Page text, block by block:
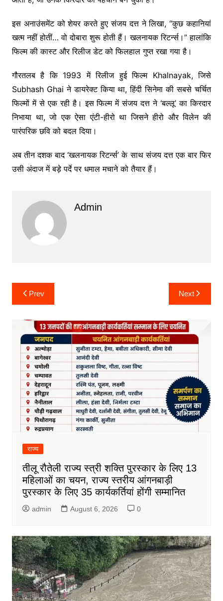
इस अनाउंसमेंट को शेयर करते हुए संजय दत्त ने लिखा, “कुछ कहानियां
खत्म नहीं होतीं… वो दोबारा शुरू होती हैं। खलनायक रिटर्न्स।” हालांकि
फिल्म की कास्ट और रिलीज डेट को फिलहाल गुप्त रखा गया है।
गौरतलब है कि 1993 में रिलीज हुई फिल्म Khalnayak, जिसे
Subhash Ghai ने डायरेक्ट किया था, हिंदी सिनेमा की सबसे चर्चित
फिल्मों में से एक रही है। इस फिल्म में संजय दत्त ने ‘बल्लू’ का किरदार
निभाया था, जो एक ऐसा एंटी-हीरो था जिसने हीरो और विलेन की
पारंपरिक छवि को बदल दिया।
अब तीन दशक बाद ‘खलनायक रिटर्न्स’ के साथ संजय दत्त एक बार फिर
उसी अंदाज में बड़े पर्दे पर धमाल मचाने को तैयार हैं।
Admin
Post
navigation
Prev Next
राज्य
तीलू रौतेली राज्य स्त्री शक्ति पुरस्कार के लिए 13
महिलाओं का चयन, राज्य स्तरीय आंगनबाड़ी
पुरस्कार के लिए 35 कार्यकर्तियां होंगी सम्मानित
admin August 6, 2026 0